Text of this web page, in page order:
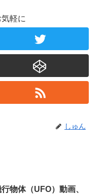
軽に
しゅん
物体（UFO）動画、